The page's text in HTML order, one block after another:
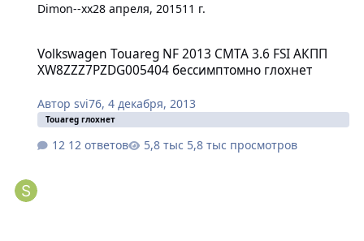
Dimon--xx28 апреля, 201511 г.
Volkswagen Touareg NF 2013 CMTA 3.6 FSI АКПП
XW8ZZZ7PZDG005404 бессимптомно глохнет
Авторsvi76,4 декабря, 2013
Touareg глохнет
12 ответов 5,8 тыс просмотров